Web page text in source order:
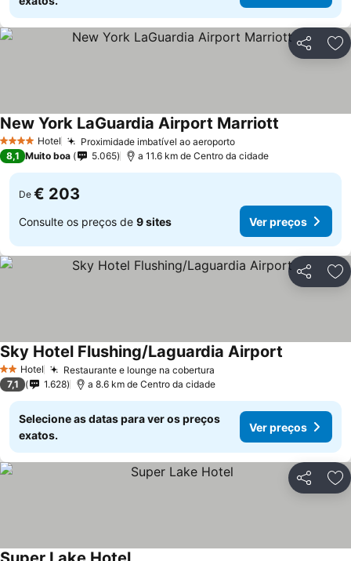
Partilhar
4 EstrelasHotel Proximidade imbatível ao aeroporto
New York LaGuardia Airport Marriott
8,1 Muito boa 5.065 a 11.6 km de Centro da cidade
De € 203
Consulte os preços de 9 sites Ver preços
Partilhar
2 Estrelas
Hotel Restaurante e lounge na cobertura
Sky Hotel Flushing/Laguardia Airport
7,1 1.628 a 8.6 km de Centro da cidade
Selecione as datas para ver os preços
exatos.
Ver preços
Partilhar